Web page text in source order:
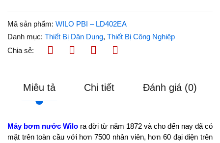
Mã sản phẩm: WILO PBI – LD402EA
Danh mục: Thiết Bị Dân Dụng, Thiết Bị Công Nghiệp
Chia sẻ:
Miêu tả Chi tiết Đánh giá (0)
Máy bơm nước Wilo ra đời từ năm 1872 và cho đến nay đã có
mặt trên toàn cầu với hơn 7500 nhân viên, hơn 60 đại diện trên